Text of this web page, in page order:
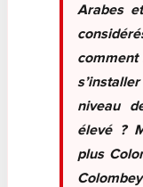
Arabes
comment
niveau
élevé ?
plus